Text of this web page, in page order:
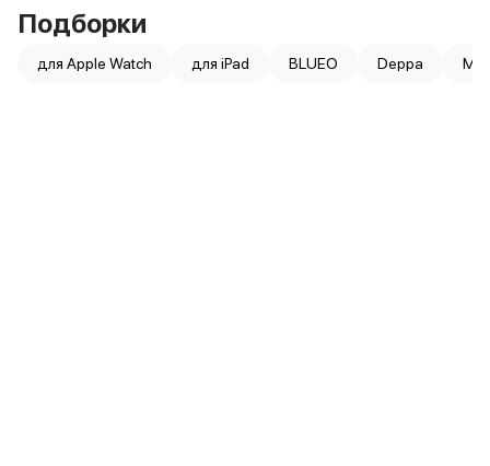
Подборки
для Apple Watch для iPad BLUEO Deppa